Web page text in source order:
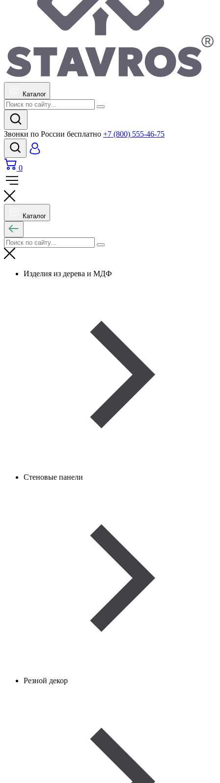
Каталог
Звонки по России бесплатно +7 (800) 555-46-75
0
Каталог
Изделия из дерева и МДФ
Стеновые панели
Резной декор